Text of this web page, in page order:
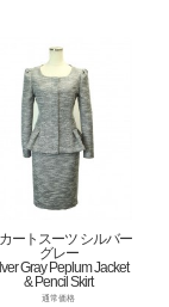
ートスーツ シルバー
グレー
Gray Peplum Jacket
& Pencil Skirt
通常価格